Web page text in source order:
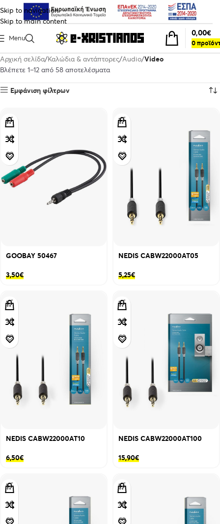
Skip to navigation
Skip to main content
Menu
0
0,00€
Αρχική σελίδα Καλώδια & αντάπτορες Audio Video
Βλέπετε 1–12 από 58 αποτελέσματα
Εμφάνιση φίλτρων
GOOBAY 50467
3,50€
NEDIS CABW22000AT05
5,25€
NEDIS CABW22000AT10
6,50€
NEDIS CABW22000AT100
15,90€